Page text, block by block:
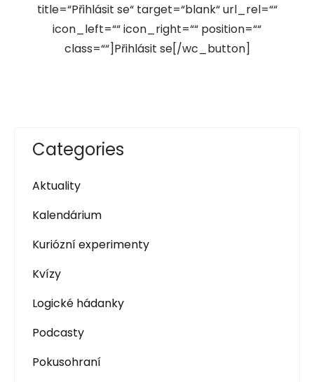
title=“Přihlásit se“ target=“blank“ url_rel=““
icon_left=““ icon_right=““ position=““
class=““]Přihlásit se[/wc_button]
Categories
Aktuality
Kalendárium
Kuriózní experimenty
Kvízy
Logické hádanky
Podcasty
Pokusohraní